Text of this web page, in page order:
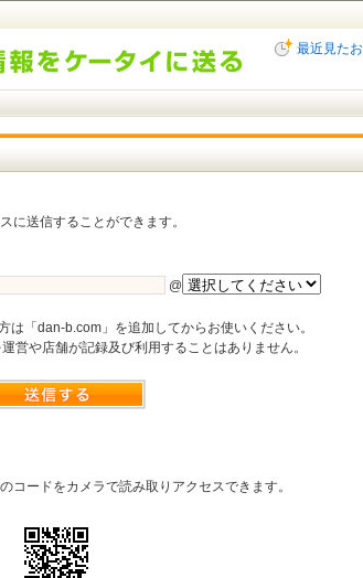
最近見た
に送信することができます。
@
「dan-b.com」を追加してからお使いください。
営や店舗が記録及び利用することはありません。
コードをカメラで読み取りアクセスできます。